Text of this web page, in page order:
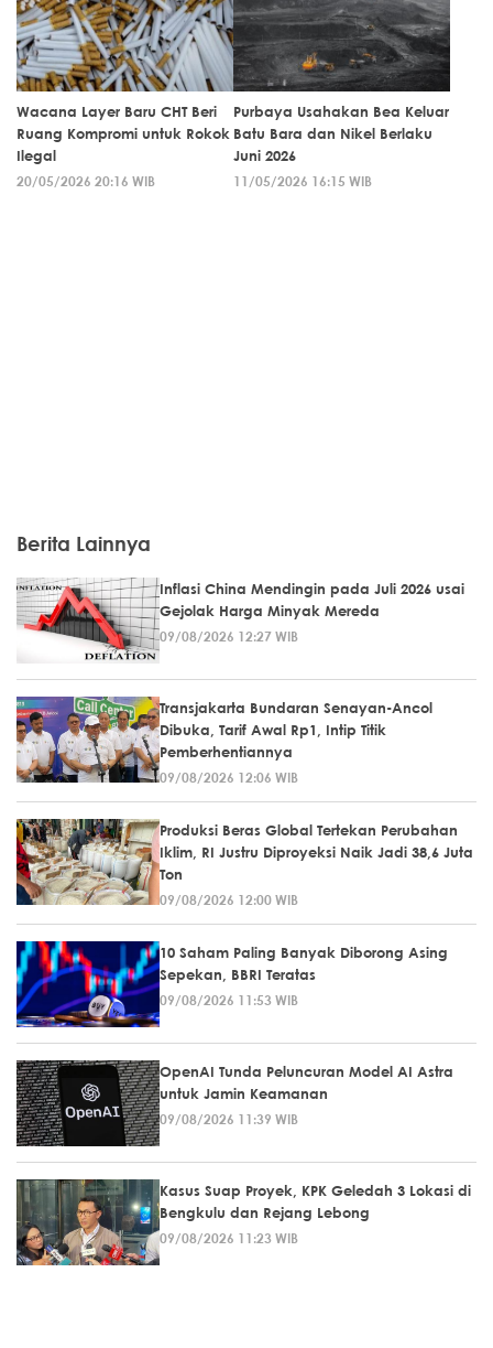
Wacana Layer Baru CHT Beri
Ruang Kompromi untuk Rokok
Ilegal
20/05/2026 20:16 WIB
Purbaya Usahakan Bea Keluar
Batu Bara dan Nikel Berlaku
Juni 2026
11/05/2026 16:15 WIB
Berita Lainnya
Inflasi China Mendingin pada Juli 2026 usai
Gejolak Harga Minyak Mereda
09/08/2026 12:27 WIB
Transjakarta Bundaran Senayan-Ancol
Dibuka, Tarif Awal Rp1, Intip Titik
Pemberhentiannya
09/08/2026 12:06 WIB
Produksi Beras Global Tertekan Perubahan
Iklim, RI Justru Diproyeksi Naik Jadi 38,6 Juta
Ton
09/08/2026 12:00 WIB
10 Saham Paling Banyak Diborong Asing
Sepekan, BBRI Teratas
09/08/2026 11:53 WIB
OpenAI Tunda Peluncuran Model AI Astra
untuk Jamin Keamanan
09/08/2026 11:39 WIB
Kasus Suap Proyek, KPK Geledah 3 Lokasi di
Bengkulu dan Rejang Lebong
09/08/2026 11:23 WIB